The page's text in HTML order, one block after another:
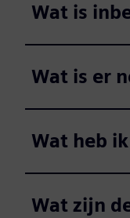
Wat is
Wat is er
Wat heb
Wat zijn